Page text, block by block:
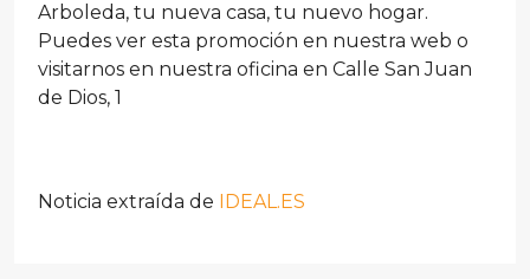
Arboleda, tu nueva casa, tu nuevo hogar.
Puedes ver esta promoción en nuestra web o
visitarnos en nuestra oficina en Calle San Juan
de Dios, 1
Noticia extraída de IDEAL.ES